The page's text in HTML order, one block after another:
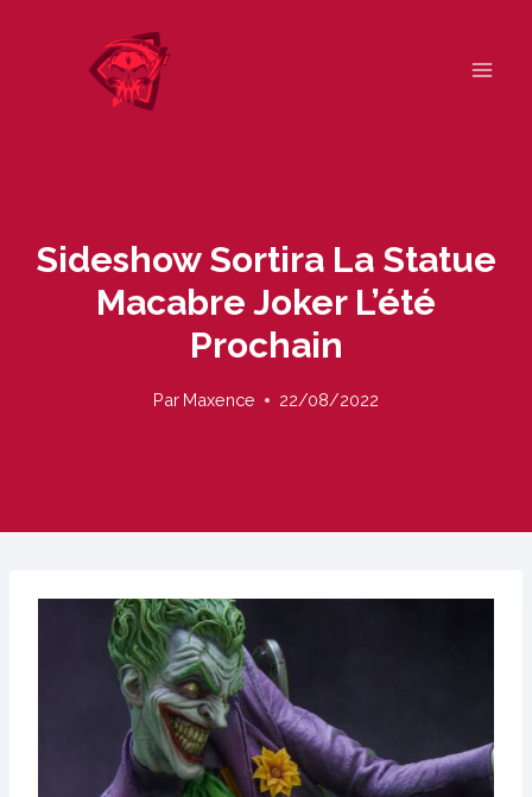
Sideshow Sortira La Statue
Macabre Joker L’été
Prochain
Par Maxence 22/08/2022